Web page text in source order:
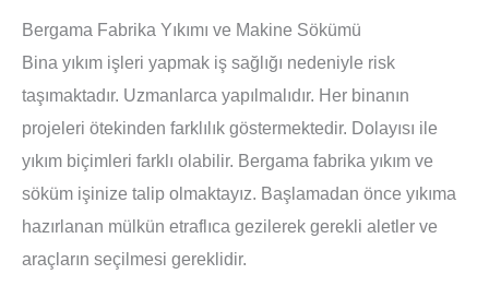
Bergama Fabrika Yıkımı ve Makine Sökümü
Bina yıkım işleri yapmak iş sağlığı nedeniyle risk
taşımaktadır. Uzmanlarca yapılmalıdır. Her binanın
projeleri ötekinden farklılık göstermektedir. Dolayısı ile
yıkım biçimleri farklı olabilir. Bergama fabrika yıkım ve
söküm işinize talip olmaktayız. Başlamadan önce yıkıma
hazırlanan mülkün etraflıca gezilerek gerekli aletler ve
araçların seçilmesi gereklidir.